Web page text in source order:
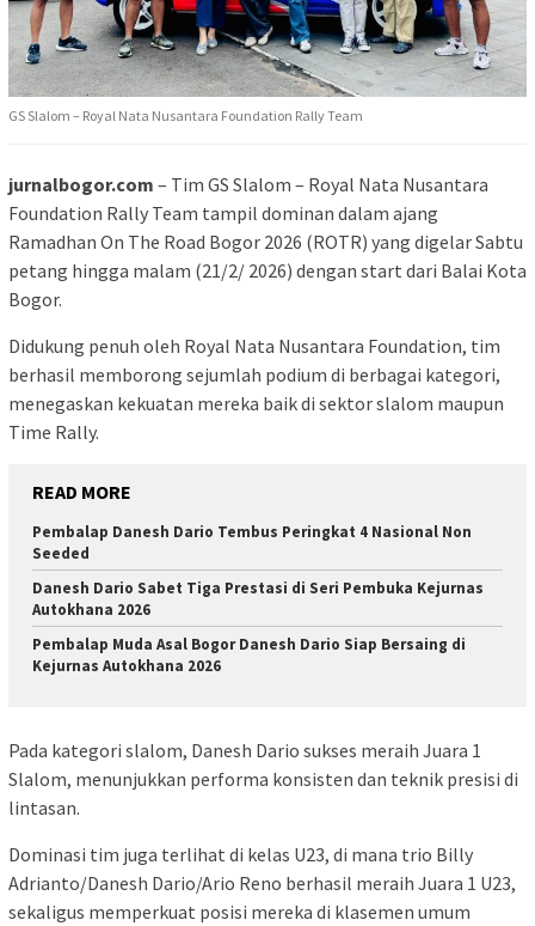
GS Slalom – Royal Nata Nusantara Foundation Rally Team
jurnalbogor.com – Tim GS Slalom – Royal Nata Nusantara
Foundation Rally Team tampil dominan dalam ajang
Ramadhan On The Road Bogor 2026 (ROTR) yang digelar Sabtu
petang hingga malam (21/2/ 2026) dengan start dari Balai Kota
Bogor.
Didukung penuh oleh Royal Nata Nusantara Foundation, tim
berhasil memborong sejumlah podium di berbagai kategori,
menegaskan kekuatan mereka baik di sektor slalom maupun
Time Rally.
READ MORE
Pembalap Danesh Dario Tembus Peringkat 4 Nasional Non
Seeded
Danesh Dario Sabet Tiga Prestasi di Seri Pembuka Kejurnas
Autokhana 2026
Pembalap Muda Asal Bogor Danesh Dario Siap Bersaing di
Kejurnas Autokhana 2026
Pada kategori slalom, Danesh Dario sukses meraih Juara 1
Slalom, menunjukkan performa konsisten dan teknik presisi di
lintasan.
Dominasi tim juga terlihat di kelas U23, di mana trio Billy
Adrianto/Danesh Dario/Ario Reno berhasil meraih Juara 1 U23,
sekaligus memperkuat posisi mereka di klasemen umum